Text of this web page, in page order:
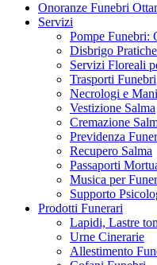
Onoranze Funebri
Servizi
Pompe Funebri:
Disbrigo
Servizi Floreali
Trasporti Funebri
Necrologi e
Vestizione Salma
Cremazione
Previdenza
Recupero Salma
Passaporti
Musica per
Supporto
Prodotti Funerari
Lapidi, Lastre
Urne Cinerarie
Allestimento